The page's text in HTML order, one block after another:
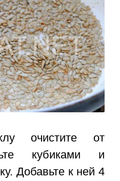
очистите от
кубиками и
Добавьте к ней 4